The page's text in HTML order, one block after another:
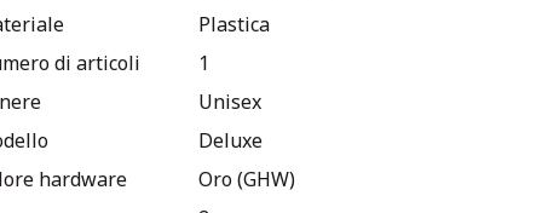
Plastica
di articoli
1
Unisex
Deluxe
hardware
Oro (GHW)